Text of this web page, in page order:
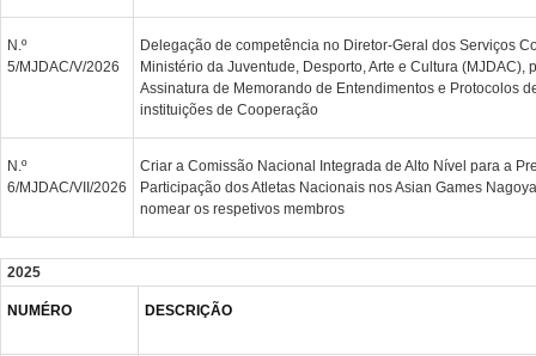
N.º
5/MJDAC/V/2026
Delegação de competência no Diretor-Geral dos Serviços
Ministério da Juventude, Desporto, Arte e Cultura (MJDAC),
Assinatura de Memorando de Entendimentos e Protocolos
instituições de Cooperação
N.º
6/MJDAC/VII/2026
Criar a Comissão Nacional Integrada de Alto Nível para a
Participação dos Atletas Nacionais nos Asian Games
nomear os respetivos membros
2025
NUMÉRO DESCRIÇÃO